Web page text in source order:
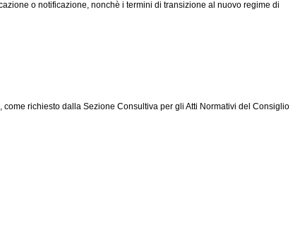
o notificazione, nonchè i termini di transizione al nuovo regime di
richiesto dalla Sezione Consultiva per gli Atti Normativi del Consiglio